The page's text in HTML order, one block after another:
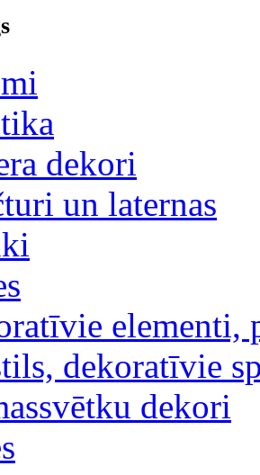
dekori
un laternas
elementi,
dekoratīvie
dekori